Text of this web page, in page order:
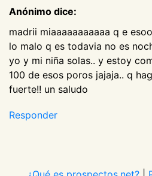
Anónimo dice:
madrii miaaaaaaaaaaa q e
lo malo q es todavia no es
yo y mi niña solas.. y estoy
100 de esos poros jajaja.. q
fuerte!! un saludo
Responder